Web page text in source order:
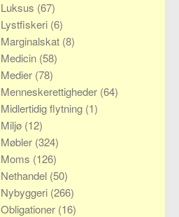
Luksus (67)
Lystfiskeri (6)
Marginalskat (8)
Medicin (58)
Medier (78)
Menneskerettigheder (64)
Midlertidig flytning (1)
Miljø (12)
Møbler (324)
Moms (126)
Nethandel (50)
Nybyggeri (266)
Obligationer (16)